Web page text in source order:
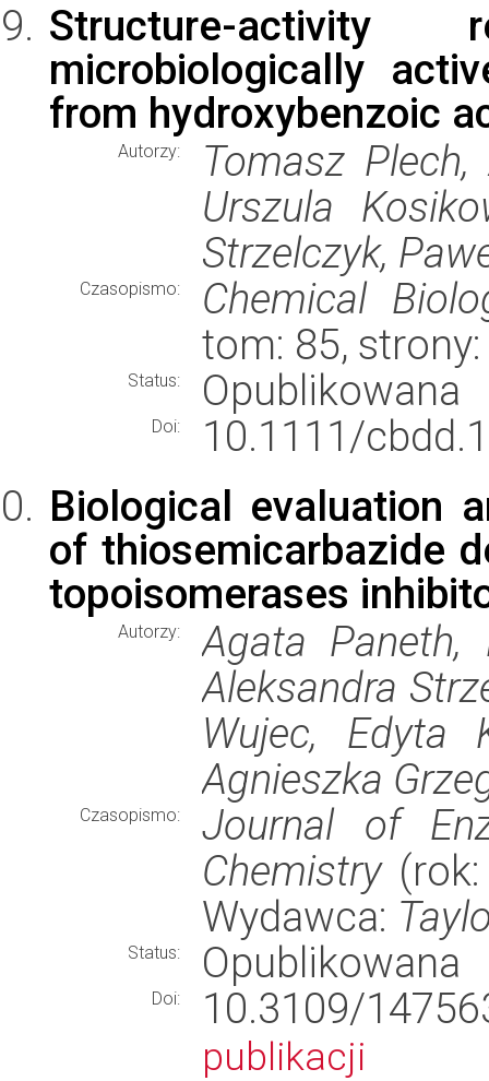
Structure-
microbiologically
from hydroxybenzoic
Autorzy:
Tomasz
Urszula
Strzelczyk,
Czasopismo:
Chemical
tom: 85,
Status: Opublikowana
Doi:
10.1111/
Biological evaluation
of thiosemicarbazide
topoisomerases
Autorzy:
Agata Paneth,
Aleksandra
Wujec, Edyta
Agnieszka
Czasopismo:
Journal of
Chemistry(rok:
Wydawca:
Status: Opublikowana
Doi: 10.3109/
publikacji